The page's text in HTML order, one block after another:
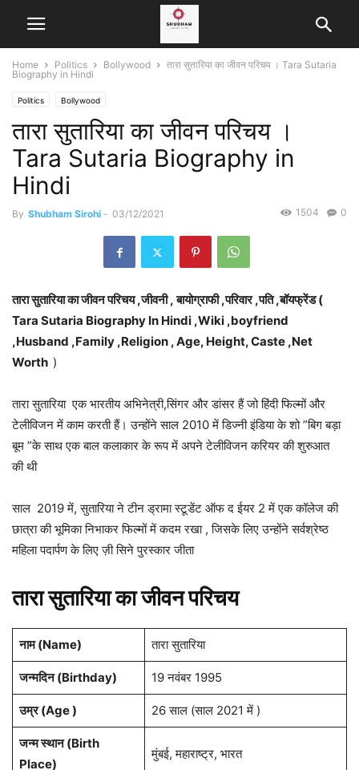
Home Politics Bollywood
तारा सुतारिया का जीवन परिचय । Tara Sutaria
Biography in Hindi
Politics Bollywood
तारा सुतारिया का जीवन परिचय ।
Tara Sutaria Biography in
Hindi
By Shubham Sirohi - 03/12/2021 0
1504
तारा सुतारिया का जीवन परिचय ,जीवनी , बायोग्राफी ,परिवार ,पति ,बॉयफ्रेंड (
Tara Sutaria Biography In Hindi ,Wiki ,boyfriend
,Husband ,Family ,Religion , Age, Height, Caste ,Net
Worth )
तारा सुतारिया एक भारतीय अभिनेत्री,सिंगर और डांसर हैं जो हिंदी फिल्मों और
टेलीविजन में काम करती हैं। उन्होंने साल 2010 में डिज्नी इंडिया के शो ”बिग बड़ा
बूम ”के साथ एक बाल कलाकार के रूप में अपने टेलीविजन करियर की शुरुआत
की थी
साल 2019 में, सुतारिया ने टीन ड्रामा स्टूडेंट ऑफ द ईयर 2 में एक कॉलेज की
छात्रा की भूमिका निभाकर फिल्मों में कदम रखा , जिसके लिए उन्होंने सर्वश्रेष्ठ
महिला पदार्पण के लिए ज़ी सिने पुरस्कार जीता
तारा सुतारिया का जीवन परिचय
नाम (Name) तारा सुतारिया
जन्मदिन (Birthday) 19 नवंबर 1995
उम्र (Age ) 26 साल (साल 2021 में )
जन्म स्थान (Birth
Place)
मुंबई, महाराष्ट्र, भारत